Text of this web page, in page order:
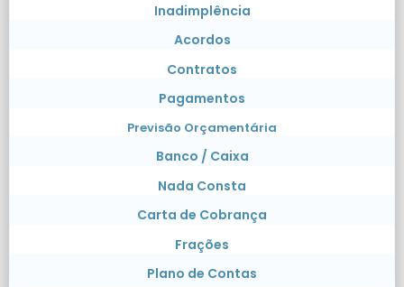
Inadimplência
Acordos
Contratos
Pagamentos
Previsão Orçamentária
Banco / Caixa
Nada Consta
Carta de Cobrança
Frações
Plano de Contas